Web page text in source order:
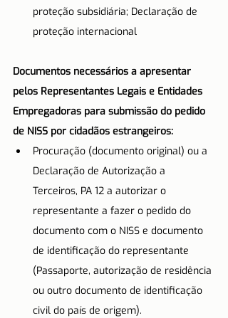
proteção subsidiária; Declaração de
proteção internacional
Documentos necessários a apresentar
pelos Representantes Legais e Entidades
Empregadoras para submissão do pedido
de NISS por cidadãos estrangeiros:
Procuração (documento original) ou a
Declaração de Autorização a
Terceiros, PA 12 a autorizar o
representante a fazer o pedido do
documento com o NISS e documento
de identificação do representante
(Passaporte, autorização de residência
ou outro documento de identificação
civil do país de origem).